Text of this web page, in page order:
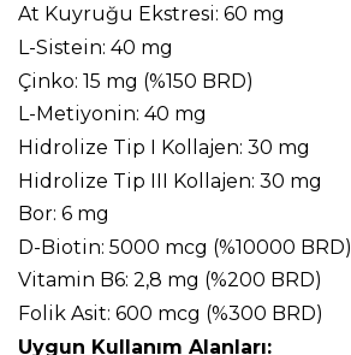
At Kuyruğu Ekstresi: 60 mg
L-Sistein: 40 mg
Çinko: 15 mg (%150 BRD)
L-Metiyonin: 40 mg
Hidrolize Tip I Kollajen: 30 mg
Hidrolize Tip III Kollajen: 30 mg
Bor: 6 mg
D-Biotin: 5000 mcg (%10000 BRD)
Vitamin B6: 2,8 mg (%200 BRD)
Folik Asit: 600 mcg (%300 BRD)
Uygun Kullanım Alanları: